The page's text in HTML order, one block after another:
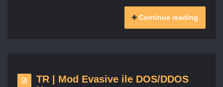
Continue reading
TR | Mod Evasive ile DOS/DDOS